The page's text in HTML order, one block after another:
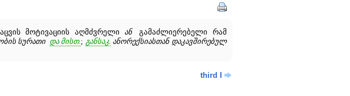
მოტივაციის აღმძვრელი ან
გამაძლიერებელი რამ
სურათი და მისთ.; განსაკ. ანორექსიასთან დაკავშირებულ
third I